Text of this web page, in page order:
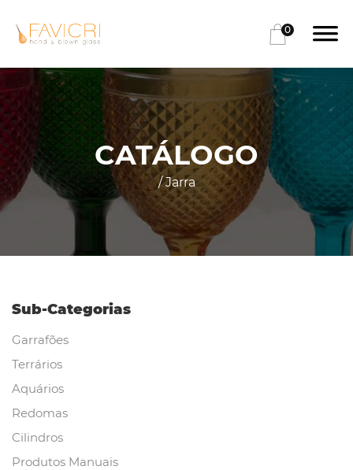
0
CATÁLOGO
/ Jarra
Sub-Categorias
Garrafões
Terrários
Aquários
Redomas
Cilindros
Produtos Manuais